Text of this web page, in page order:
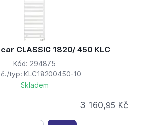
CLASSIC 1820/ 450 KLC
Kód: 294875
typ: KLC18200450-10
Skladem
3 160,95 Kč